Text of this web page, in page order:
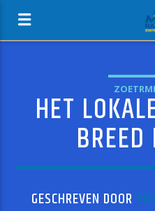
MZ-
HET
GESCHREVEN DOOR